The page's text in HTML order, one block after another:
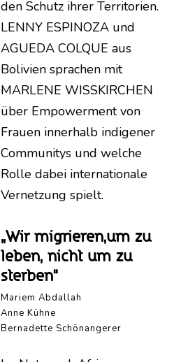
den Schutz ihrer Territorien.
LENNY ESPINOZA und
AGUEDA COLQUE aus
Bolivien sprachen mit
MARLENE WISSKIRCHEN
über Empowerment von
Frauen innerhalb indigener
Communitys und welche
Rolle dabei internationale
Vernetzung spielt.
„Wir migrieren,um zu
leben, nicht um zu
sterben“
Mariem Abdallah
Anne Kühne
Bernadette Schönangerer